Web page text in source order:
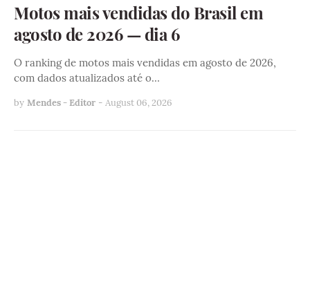
Motos mais vendidas do Brasil em
agosto de 2026 — dia 6
O ranking de motos mais vendidas em agosto de 2026,
com dados atualizados até o…
by Mendes - Editor - August 06, 2026